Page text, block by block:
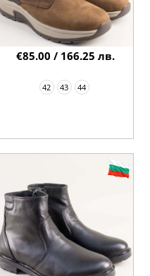
42 43 44
€85.00 / 166.25 лв.